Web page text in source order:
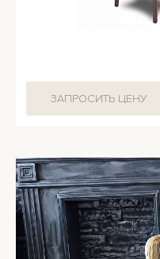
ЗАПРОСИТЬ ЦЕНУ